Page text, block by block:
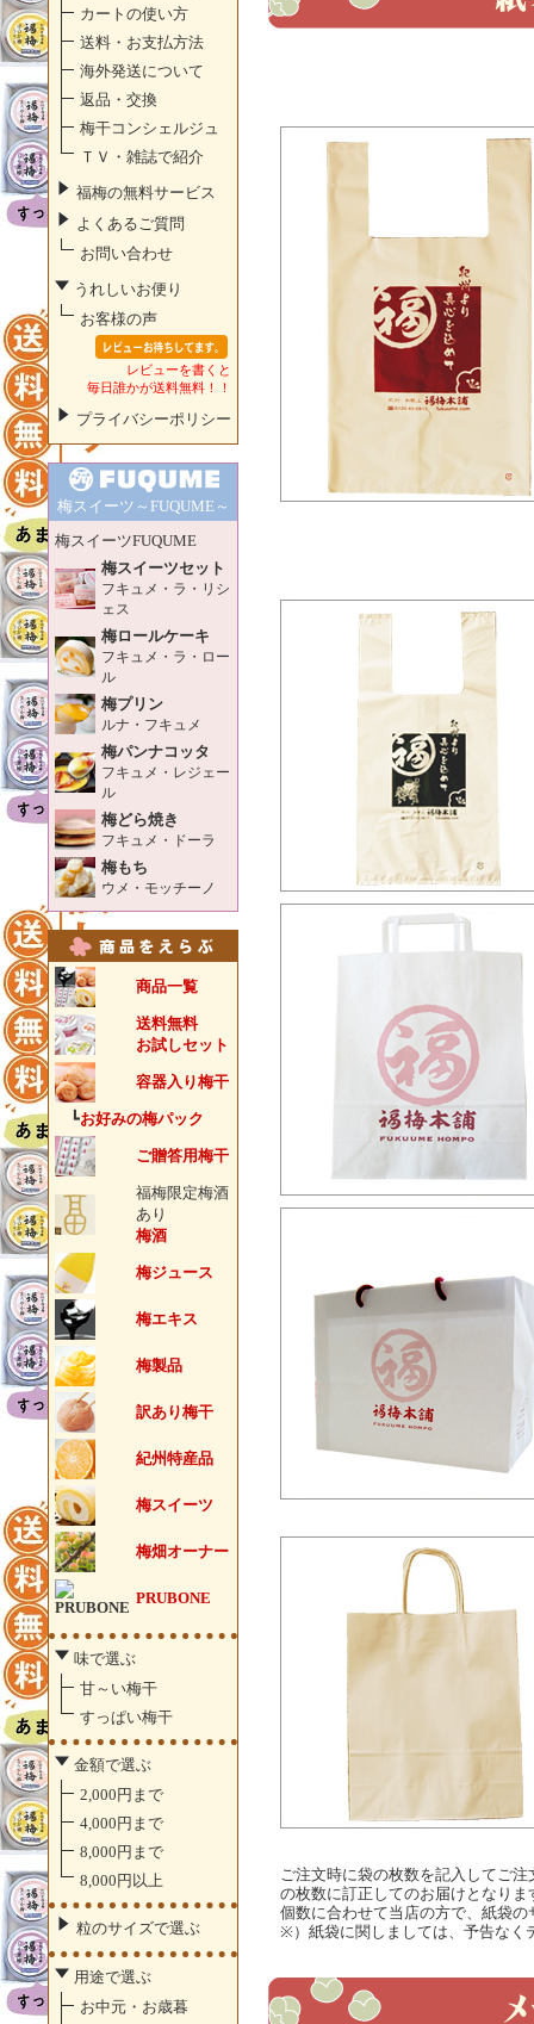
カートの使い方
送料・お支払方法
海外発送について
返品・交換
梅干コンシェルジュ
ＴＶ・雑誌で紹介
福梅の無料サービス
よくあるご質問
お問い合わせ
うれしいお便り
お客様の声
レビューを書くと
毎日誰かが送料無料！！
プライバシーポリシー
梅スイーツ～FUQUME～
梅スイーツFUQUME
梅スイーツセット
フキュメ・ラ・リシ
ェス
梅ロールケーキ
フキュメ・ラ・ロー
ル
梅プリン
ルナ・フキュメ
梅パンナコッタ
フキュメ・レジェー
ル
梅どら焼き
フキュメ・ドーラ
梅もち
ウメ・モッチーノ
商品一覧
送料無料
お試しセット
容器入り梅干
┗お好みの梅パック
ご贈答用梅干
福梅限定梅酒
あり
梅酒
梅ジュース
梅エキス
梅製品
訳あり梅干
紀州特産品
梅スイーツ
梅畑オーナー
PRUBONE
味で選ぶ
甘～い梅干
すっぱい梅干
金額で選ぶ
2,000円まで
4,000円まで
8,000円まで
8,000円以上
粒のサイズで選ぶ
用途で選ぶ
お中元・お歳暮
ご注文時に袋の枚数を記入してご
の枚数に訂正してのお届けとなりま
個数に合わせて当店の方で、紙袋
※）紙袋に関しましては、予告なく